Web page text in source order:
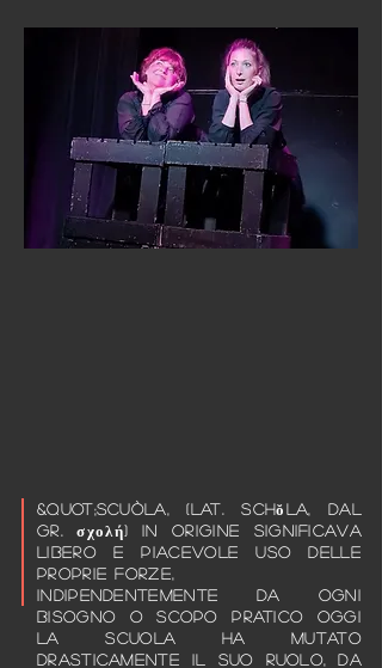
&quot;scuòla, (lat. schŏla, dal
gr. σχολή) in origine significava
libero e piacevole uso delle
proprie forze,
indipendentemente da ogni
bisogno o scopo pratico Oggi
la scuola ha mutato
drasticamente il suo ruolo, da